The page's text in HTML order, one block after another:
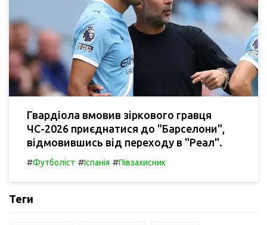
Гвардіола вмовив зіркового гравця
ЧС-2026 приєднатися до "Барселони",
відмовившись від переходу в "Реал".
#Футболіст #Іспанія #Півзахисник
Теги